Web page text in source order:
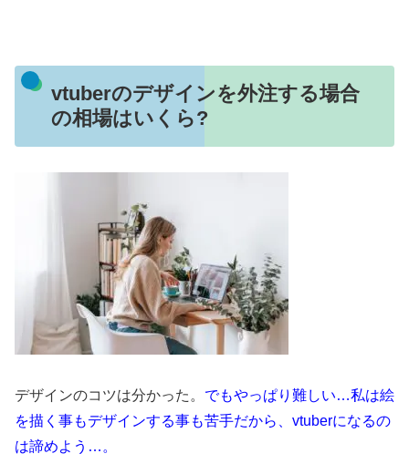
vtuberのデザインを外注する場合
の相場はいくら?
デザインのコツは分かった。 でもやっぱり難しい…私は絵
を描く事もデザインする事も苦手だから、vtuberになるの
は諦めよう…。